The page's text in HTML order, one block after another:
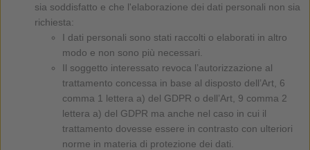
sia soddisfatto e che l'elaborazione dei dati personali non sia
richiesta:
I dati personali sono stati raccolti o elaborati in altro
modo e non sono più necessari.
Il soggetto interessato revoca l’autorizzazione al
trattamento concessa in base al disposto dell’Art, 6
comma 1 lettera a) del GDPR o dell’Art, 9 comma 2
lettera a) del GDPR ma anche nel caso in cui il
trattamento dovesse essere in contrasto con ulteriori
norme in materia di protezione dei dati.